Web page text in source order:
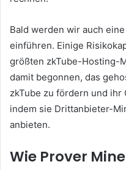
Bald werden wir auch
einführen. Einige
größten zkTube-Hosting-
damit begonnen, das
zkTube zu fördern und
indem sie Drittanbieter-
anbieten.
Wie Prover